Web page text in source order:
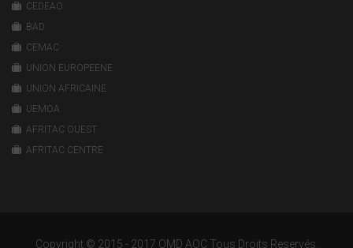
CEDEAO
BAD
CEMAC
UNION EUROPEENE
UNION AFRICAINE
UEMOA
AFRITAC OUEST
AFRITAC CENTRE
Copyright © 2015 - 2017 OMD AOC Tous Droits Reservés.